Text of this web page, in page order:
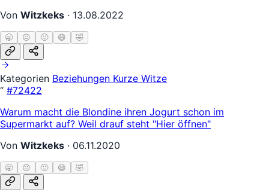
Von Witzkeks · 13.08.2022
🥱 😐 🙂 😄 🤣
Kategorien Beziehungen Kurze Witze
“ #72422
Warum macht die Blondine ihren Jogurt schon im
Supermarkt auf? Weil drauf steht "Hier öffnen"
Von Witzkeks · 06.11.2020
🥱 😐 🙂 😄 🤣